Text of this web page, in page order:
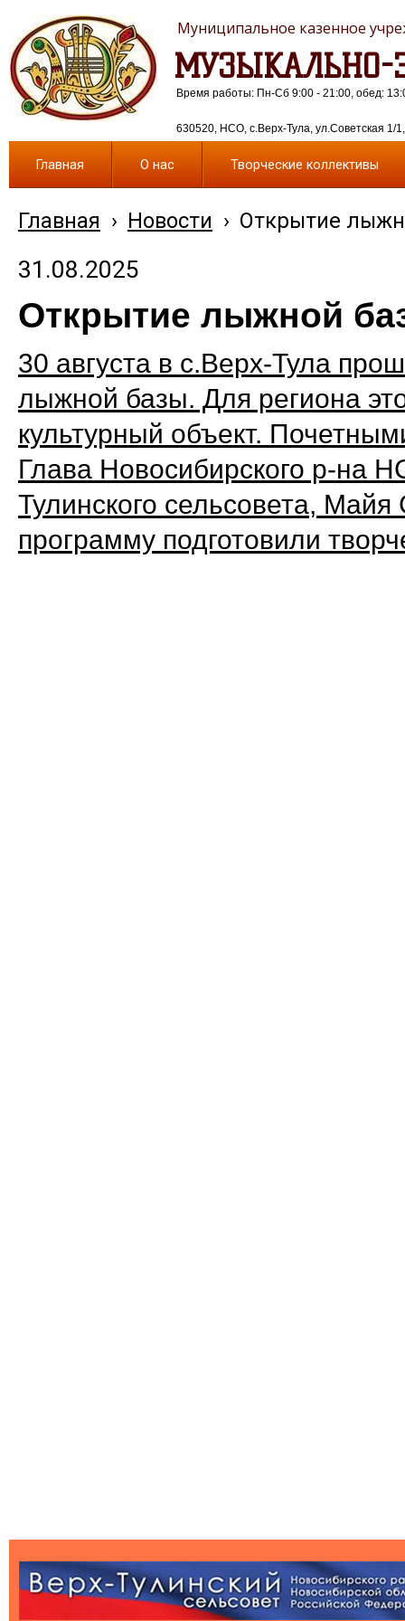
МУЗЫКАЛЬНО-
Муниципальное казенное
630520, НСО, с.Верх-Тула, ул.Советская 1/
Время работы: Пн-Сб 9:00 - 21:00, обед:
Главная О нас Творческие коллективы
Главная › Новости › Открытие
31.08.2025
Открытие лыжной
30 августа в с.Верх-Тула
лыжной базы. Для региона
культурный объект.
Глава Новосибирского р-на
Тулинского сельсовета,
программу подготовили